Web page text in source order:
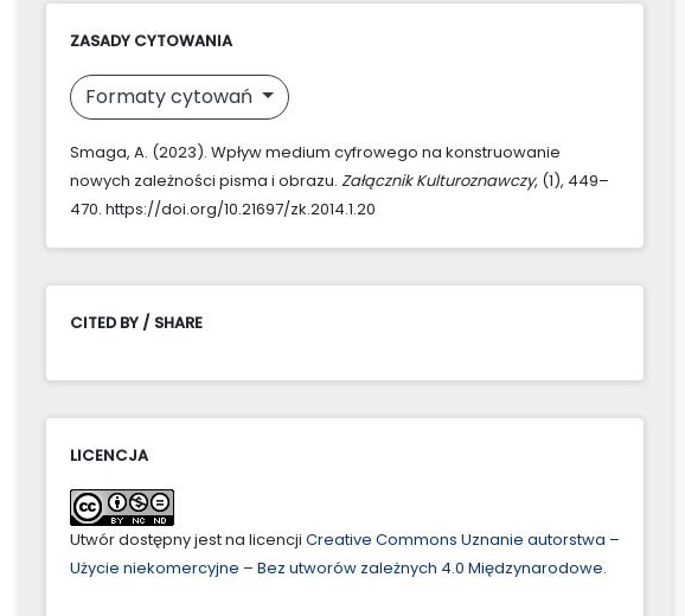
ZASADY CYTOWANIA
Formaty cytowań
Smaga, A. (2023). Wpływ medium cyfrowego na konstruowanie
nowych zależności pisma i obrazu. Załącznik Kulturoznawczy, (1), 449–
470. https://doi.org/10.21697/zk.2014.1.20
CITED BY / SHARE
LICENCJA
Utwór dostępny jest na licencji Creative Commons Uznanie autorstwa –
Użycie niekomercyjne – Bez utworów zależnych 4.0 Międzynarodowe.